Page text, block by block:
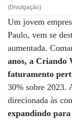
(Divulgação)
Um jovem
Paulo, vem se
aumentada.
anos, a Criando
faturamento
30% sobre 2023.
direcionada às
expandindo